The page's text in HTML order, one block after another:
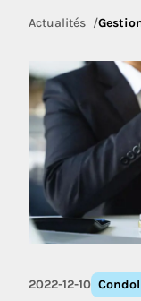
Actualités
2022-12-10